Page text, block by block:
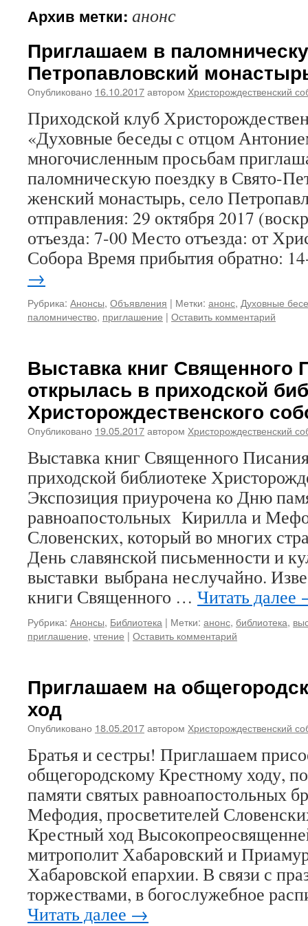
Архив метки: анонс
Приглашаем в
Петропавловский
Опубликовано 16.10.2017автором Христорождественский
Приходской клуб
«Духовные беседы с отцом
многочисленным просьбам
паломническую поездку в Свято-
женский монастырь, село
отправления: 29 октября 2017
отъезда: 7-00 Место отъезда: от
Собора Время прибытия обратно:
→
Рубрика: Анонсы, Объявления | Метки: анонс, Духовные
паломничество, приглашение | Оставить комментарий
Выставка книг Священного
открылась в приходской
Христорождественского
Опубликовано 19.05.2017автором Христорождественский
Выставка книг Священного
приходской библиотеке
Экспозиция приурочена ко Дню
равноапостольных Кирилла и
Словенских, который во многих
День славянской письменности и
выставки выбрана неслучайно.
книги Священного … Читать далее
Рубрика: Анонсы, Библиотека | Метки: анонс, библиотека,
приглашение, чтение | Оставить комментарий
Приглашаем на
ход
Опубликовано 18.05.2017автором Христорождественский
Братья и сестры! Приглашаем
общегородскому Крестному ходу,
памяти святых равноапостольных
Мефодия, просветителей
Крестный ход
митрополит Хабаровский и
Хабаровской епархии. В связи с
торжествами, в богослужебное
Читать далее →